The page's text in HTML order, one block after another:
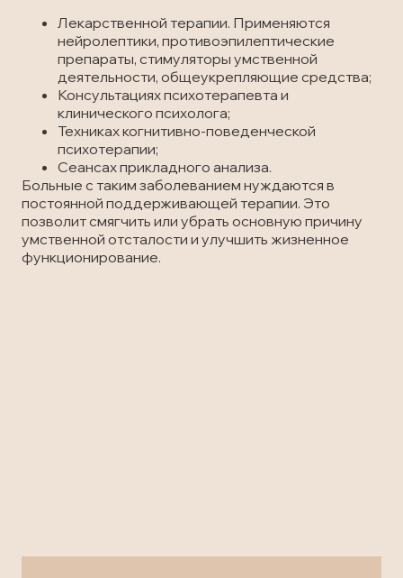
Лекарственной терапии. Применяются
нейролептики, противоэпилептические
препараты, стимуляторы умственной
деятельности, общеукрепляющие средства;
Консультациях психотерапевта и
клинического психолога;
Техниках когнитивно-поведенческой
психотерапии;
Сеансах прикладного анализа.
Больные с таким заболеванием нуждаются в
постоянной поддерживающей терапии. Это
позволит смягчить или убрать основную причину
умственной отсталости и улучшить жизненное
функционирование.